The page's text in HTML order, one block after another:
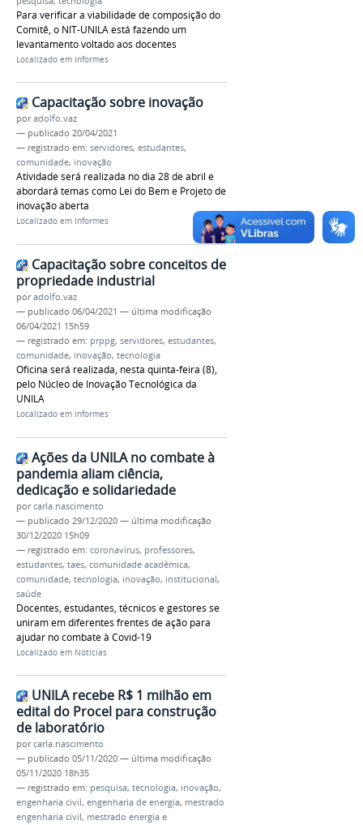
Para verificar a viabilidade de composição do
Comitê, o NIT-UNILA está fazendo um
levantamento voltado aos docentes
Localizado em Informes
Capacitação sobre inovação
poradolfo.vaz
— publicado 20/04/2021
— registrado em: servidores, estudantes,
comunidade, inovação
Atividade será realizada no dia 28 de abril e
abordará temas como Lei do Bem e Projeto de
inovação aberta
Localizado em Informes
Capacitação sobre conceitos de
propriedade industrial
poradolfo.vaz
— publicado 06/04/2021 — última modificação
06/04/2021 15h59
— registrado em: prppg, servidores, estudantes,
comunidade, inovação, tecnologia
Oficina será realizada, nesta quinta-feira (8),
pelo Núcleo de Inovação Tecnológica da
UNILA
Localizado em Informes
Ações da UNILA no combate à
pandemia aliam ciência,
dedicação e solidariedade
porcarla.nascimento
— publicado 29/12/2020 — última modificação
30/12/2020 15h09
— registrado em: coronavírus, professores,
estudantes, taes, comunidade acadêmica,
comunidade, tecnologia, inovação, institucional,
saúde
Docentes, estudantes, técnicos e gestores se
uniram em diferentes frentes de ação para
ajudar no combate à Covid-19
Localizado em Notícias
UNILA recebe R$ 1 milhão em
edital do Procel para construção
de laboratório
porcarla.nascimento
— publicado 05/11/2020 — última modificação
05/11/2020 18h35
— registrado em: pesquisa, tecnologia, inovação,
engenharia civil, engenharia de energia, mestrado
engenharia civil, mestrado energia e